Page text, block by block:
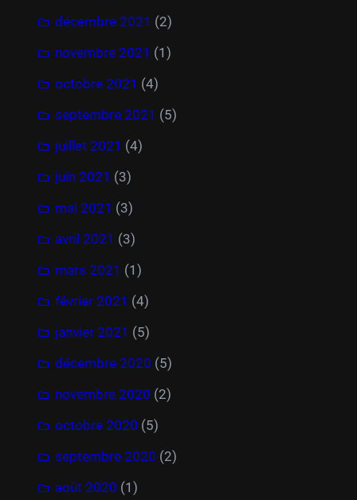
décembre 2021 (2)
novembre 2021 (1)
octobre 2021 (4)
septembre 2021 (5)
juillet 2021 (4)
juin 2021 (3)
mai 2021 (3)
avril 2021 (3)
mars 2021 (1)
février 2021 (4)
janvier 2021 (5)
décembre 2020 (5)
novembre 2020 (2)
octobre 2020 (5)
septembre 2020 (2)
août 2020 (1)